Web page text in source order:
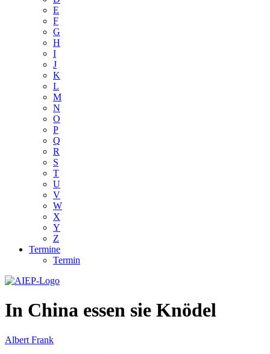
E
F
G
H
I
J
K
L
M
N
O
P
Q
R
S
T
U
V
W
X
Y
Z
Termine
Termin
In China essen sie Knödel
Albert Frank